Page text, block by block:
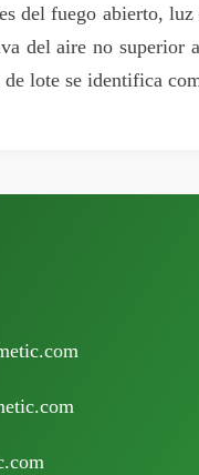
del fuego abierto,
del aire no superior
lote se identifica